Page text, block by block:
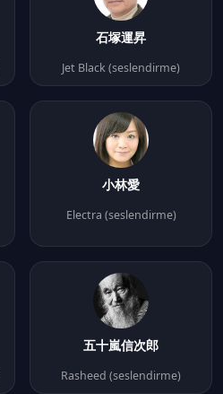
石塚運昇
Jet Black (seslendirme)
小林愛
Electra (seslendirme)
五十嵐信次郎
Rasheed (seslendirme)